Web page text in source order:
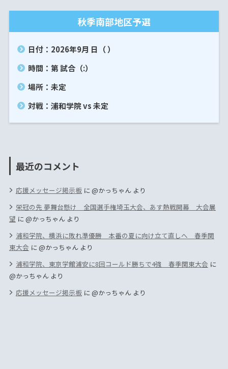
秋季南部地区予選
日付：2026年9月 日（ ）
時間：第 試合（:）
場所：未定
対戦：浦和学院 vs 未定
最近のコメント
応援メッセージ掲示板に@かっちゃんより
栄冠の先 夢舞台懸け 全国選手権埼玉大会、あす熱戦開幕 大会展
望 に@かっちゃんより
浦和学院、横浜に敗れ準優勝 本番の夏に向け立て直しへ 春季関
東大会 に@かっちゃんより
浦和学院、東京学館浦安に8回コールド勝ちで4強 春季関東大会 に
@かっちゃんより
応援メッセージ掲示板に@かっちゃんより